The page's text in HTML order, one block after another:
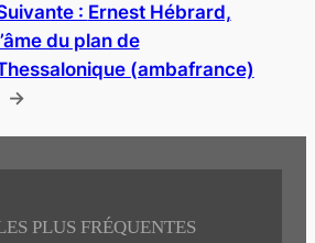
: Ernest Hébrard,
du plan de
(ambafrance)
→
PLUS FRÉQUENTES